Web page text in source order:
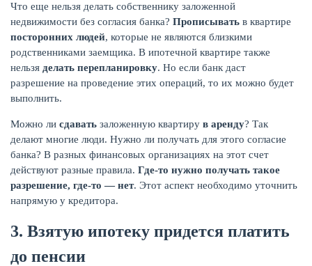
Что еще нельзя делать собственнику заложенной
недвижимости без согласия банка? Прописывать в квартире
посторонних людей, которые не являются близкими
родственниками заемщика. В ипотечной квартире также
нельзя делать перепланировку. Но если банк даст
разрешение на проведение этих операций, то их можно будет
выполнить.
Можно ли сдавать заложенную квартиру в аренду? Так
делают многие люди. Нужно ли получать для этого согласие
банка? В разных финансовых организациях на этот счет
действуют разные правила. Где-то нужно получать такое
разрешение, где-то — нет. Этот аспект необходимо уточнить
напрямую у кредитора.
3. Взятую ипотеку придется платить
до пенсии